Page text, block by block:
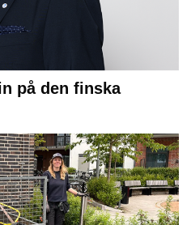
på den finska